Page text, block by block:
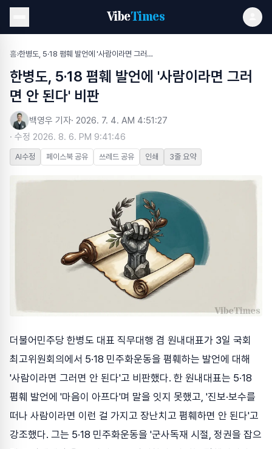
VibeTimes
홈› 한병도, 5·18 폄훼 발언에 '사람이라면 그러면 안 된다' 비판
한병도, 5·18 폄훼 발언에 '사람이라면 그러
면 안 된다' 비판
백영우 기자· 2026. 7. 4. AM 4:51:27
· 수정 2026. 8. 6. PM 9:41:46
AI수정 페이스북 공유 쓰레드 공유 인쇄 3줄 요약
더불어민주당 한병도 대표 직무대행 겸 원내대표가 3일 국회
최고위원회의에서 5·18 민주화운동을 폄훼하는 발언에 대해
'사람이라면 그러면 안 된다'고 비판했다. 한 원내대표는 5·18
폄훼 발언에 '마음이 아프다'며 말을 잇지 못했고, '진보·보수를
떠나 사람이라면 이런 걸 가지고 장난치고 폄훼하면 안 된다'고
강조했다. 그는 5·18 민주화운동을 '군사독재 시절, 정권을 잡으